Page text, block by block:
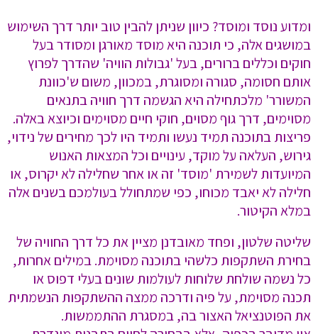
ומדוע נוסד ומוסד? כיוון שניתן להבין טוב יותר דרך השימוש
במושגים אלה, כי תוכנה היא מוסד מאורגן ומסודר בעל
חוקים וכללים ברורים, בעל 'גבולות הוויה' שהדרך לפרוץ
אותם חסומה, סגורה ומסוגרת, במכוון, משום ש'כוונת
המשורר' מלכתחילה היא הגשמה דרך חוויה בתנאים
מסוימים, דרך גוף מסוים, חוקי חיים מסוימים וכיוצא באלה.
פריצות בתוכנה תמיד נעשו ותמיד היו לכך מחירים של נידוי,
גירוש, העלאה על מוקד, עינויים וכל המצאות האנוש
המיועדות לשמירת 'מוסד' זה או אחר שחלילה לא יקרוס, או
חלילה לא יאבד מכוחו, כפי שמתחולל בעולמכם בשנים אלה
במלא הקיטור.
שליטה שלטון, ופחד מאובדנן מציין את כל דרך החוויה של
בחירת השתקפות כלשהי בתוכנה מסוימת. במילים אחרות,
כל נשמה שולחת שלוחות לעולמות שונים בעלי דפוס או
תכנה מסוימת, על פיה ודרכה ממצה ההשתקפות הנשמתית
את הפוטנציאל האצור בה, במסגרת ההתממשות.